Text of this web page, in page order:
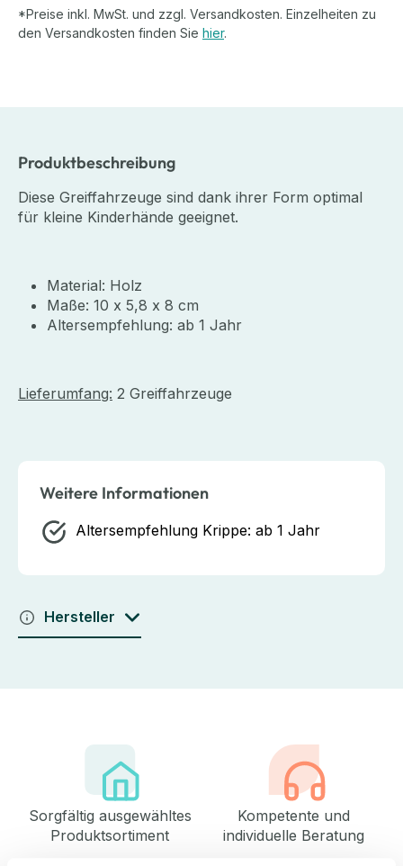
*Preise inkl. MwSt. und zzgl. Versandkosten. Einzelheiten zu
den Versandkosten finden Sie hier.
Produktbeschreibung
Diese Greiffahrzeuge sind dank ihrer Form optimal
für kleine Kinderhände geeignet.
Material: Holz
Maße: 10 x 5,8 x 8 cm
Altersempfehlung: ab 1 Jahr
Lieferumfang: 2 Greiffahrzeuge
Weitere Informationen
Altersempfehlung Krippe: ab 1 Jahr
Hersteller
Sorgfältig ausgewähltes
Produktsortiment
Kompetente und
individuelle Beratung